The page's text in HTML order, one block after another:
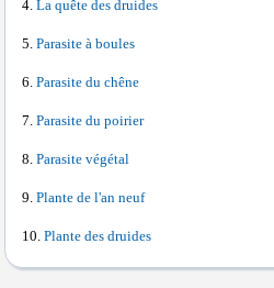
La quête des druides
Parasite à boules
Parasite du chêne
Parasite du poirier
Parasite végétal
Plante de l'an neuf
Plante des druides